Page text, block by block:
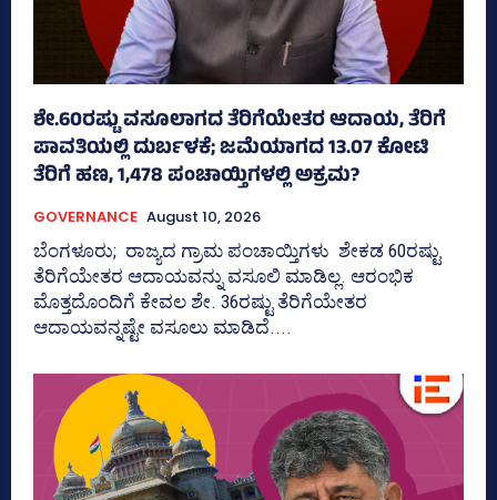
ಶೇ.60ರಷ್ಟು ವಸೂಲಾಗದ ತೆರಿಗೆಯೇತರ ಆದಾಯ, ತೆರಿಗೆ
ಪಾವತಿಯಲ್ಲಿ ದುರ್ಬಳಕೆ; ಜಮೆಯಾಗದ 13.07 ಕೋಟಿ
ತೆರಿಗೆ ಹಣ, 1,478 ಪಂಚಾಯ್ತಿಗಳಲ್ಲಿ ಅಕ್ರಮ?
GOVERNANCE August 10, 2026
ಬೆಂಗಳೂರು; ರಾಜ್ಯದ ಗ್ರಾಮ ಪಂಚಾಯ್ತಿಗಳು ಶೇಕಡ 60ರಷ್ಟು
ತೆರಿಗೆಯೇತರ ಆದಾಯವನ್ನು ವಸೂಲಿ ಮಾಡಿಲ್ಲ. ಆರಂಭಿಕ
ಮೊತ್ತದೊಂದಿಗೆ ಕೇವಲ ಶೇ. 36ರಷ್ಟು ತೆರಿಗೆಯೇತರ
ಆದಾಯವನ್ನಷ್ಟೇ ವಸೂಲು ಮಾಡಿದೆ....